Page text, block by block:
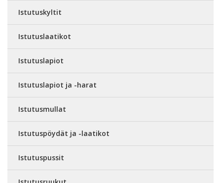
Istutuskyltit
Istutuslaatikot
Istutuslapiot
Istutuslapiot ja -harat
Istutusmullat
Istutuspöydät ja -laatikot
Istutuspussit